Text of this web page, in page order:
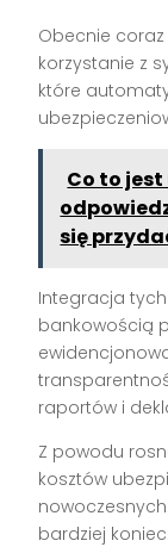
Obecnie
korzystanie z
które
Co to
się
Integracja
bankowością
raportów i
Z powodu
kosztów
bardziej